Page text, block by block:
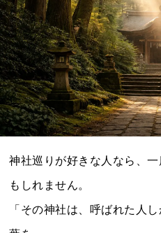
神社巡りが好きな人なら、
もしれません。
「その神社は、呼ばれた人